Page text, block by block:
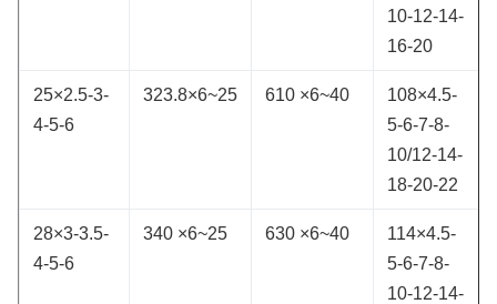
10-12-14-
16-20
25×2.5-3-
4-5-6
323.8×6~25 610 ×6~40
108×4.5-
5-6-7-8-
10/12-14-
18-20-22
28×3-3.5-
4-5-6
340 ×6~25 630 ×6~40
114×4.5-
5-6-7-8-
10-12-14-